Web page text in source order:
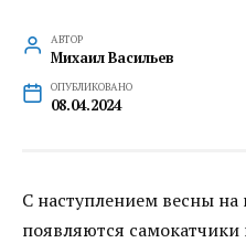
АВТОР
Михаил Васильев
ОПУБЛИКОВАНО
08.04.2024
С наступлением весны на
появляются самокатчики